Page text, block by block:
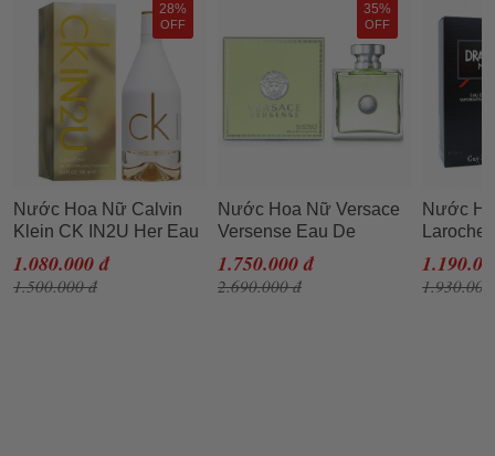
28%
OFF
Nước Hoa Nữ Calvin
Klein CK IN2U Her Eau
De Toilette (EDT) 100ml
1.080.000 đ
1.500.000 đ
35%
OFF
Nước Hoa Nữ Versace
Versense Eau De
Toilette 100ml
1.750.000 đ
2.690.000 đ
Nước
Eau De
200ml